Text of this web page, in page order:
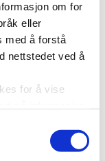
om for
eller
med å forstå
nettstedet ved å
for å vise